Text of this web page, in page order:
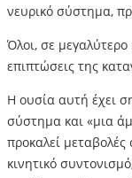
νευρικό σύστημα,
Όλοι, σε
επιπτώσεις της
Η ουσία αυτή έχει
σύστημα και «μια
προκαλεί
κινητικό